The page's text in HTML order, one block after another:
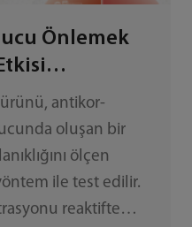
Önlemek
antikor-
oluşan bir
ölçen
ile test edilir.
reaktifte